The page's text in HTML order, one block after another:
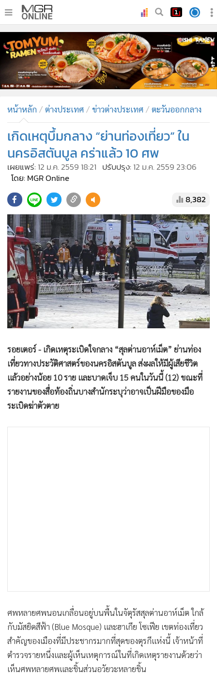
หน้าหลัก
• ทันเหตุการณ์
•
ภาคใต้
• ภูมิภาค
• บันเทิง
ผู้จัดการรายวัน
• คอลัมนิสต์
• ละคร
• CbizReview
• ผู้จัดกวน
• Good health & Well-being
• Green Innovation & SD
• Management & HR
• MGR Live
• Infographic
• การเมือง
• ท่องเที่ยว
• กีฬา
• Special Scoop
• เศรษฐกิจ-ธุรกิจ
• จีน
• ชุมชน-คุณภาพชีวิต
• Motoring
• Gotomanager
หน้าหลัก ต่างประเทศ ข่าวต่างประเทศ ตะวันออกกลาง
เกิดเหตุบึ้มกลาง “ย่านท่องเที่ยว” ใน
นครอิสตันบูล คร่าแล้ว 10 ศพ
เผยแพร่: 12 ม.ค. 2559 18:21 ปรับปรุง: 12 ม.ค. 2559 23:06
โดย: MGR Online
8,382
รอยเตอร์ - เกิดเหตุระเบิดใจกลาง “สุลต่านอาห์เม็ต” ย่านท่อง
เที่ยวทางประวัติศาสตร์ของนครอิสตันบูล ส่งผลให้มีผู้เสียชีวิต
แล้วอย่างน้อย 10 ราย และบาดเจ็บ 15 คนในวันนี้ (12) ขณะที่
รายงานของสื่อท้องถิ่นบางสำนักระบุว่าอาจเป็นฝีมือของมือ
ระเบิดฆ่าตัวตาย
ศพหลายศพนอนเกลื่อนอยู่บนพื้นในจัตุรัสสุลต่านอาห์เม็ต ใกล้
กับมัสยิดสีฟ้า (Blue Mosque) และฮาเกีย โซเฟีย เขตท่องเที่ยว
สำคัญของเมืองที่มีประชากรมากที่สุดของตุรกีแห่งนี้ เจ้าหน้าที่
ตำรวจรายหนึ่งและผู้เห็นเหตุการณ์ในที่เกิดเหตุรายงานด้วยว่า
เห็นศพหลายศพและชิ้นส่วนอวัยวะหลายชิ้น